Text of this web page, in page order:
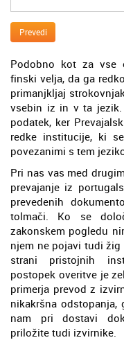
Prevedi
Podobno kot za vse
finski velja, da ga
primanjkljaj
vsebin iz in v ta
podatek, ker
redke institucije, ki
povezanimi s tem
Pri nas vas med
prevajanje iz
prevedenih
tolmači. Ko se
zakonskem pogledu
njem ne pojavi tudi
strani pristojnih
postopek overitve je
primerja prevod z
nikakršna odstopanja,
nam pri dostavi
priložite tudi izvirnike.